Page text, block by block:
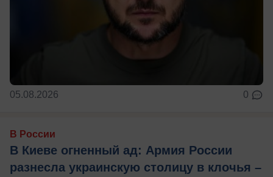
05.08.2026 0
В России
В Киеве огненный ад: Армия России
разнесла украинскую столицу в клочья –